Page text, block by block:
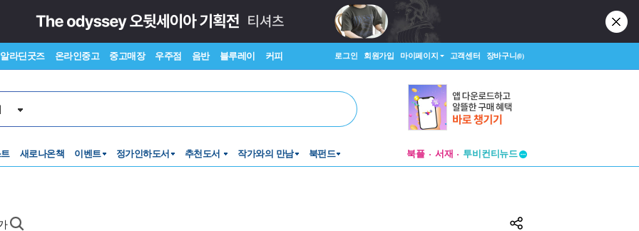
알라딘굿즈 온라인중고 중고매장 우주점 음반 블루레이 커피 로그인 회원가입 마이페이지 고객센터 장바구니(0)
새로나온책 이벤트 정가인하도서 추천도서 작가와의 만남 북펀드 북플 서재
투비컨티뉴드